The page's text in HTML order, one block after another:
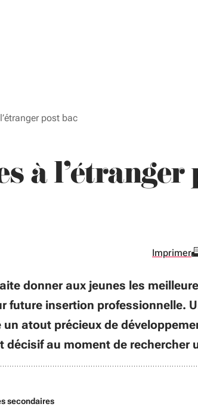
post bac
à l’étranger
Imprimer
donner aux jeunes les
future insertion professionnelle.
atout précieux de
au moment de rechercher
secondaires